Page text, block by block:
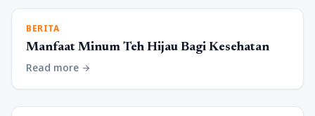
BERITA
Manfaat Minum Teh Hijau Bagi Kesehatan
Read more arrow_forward